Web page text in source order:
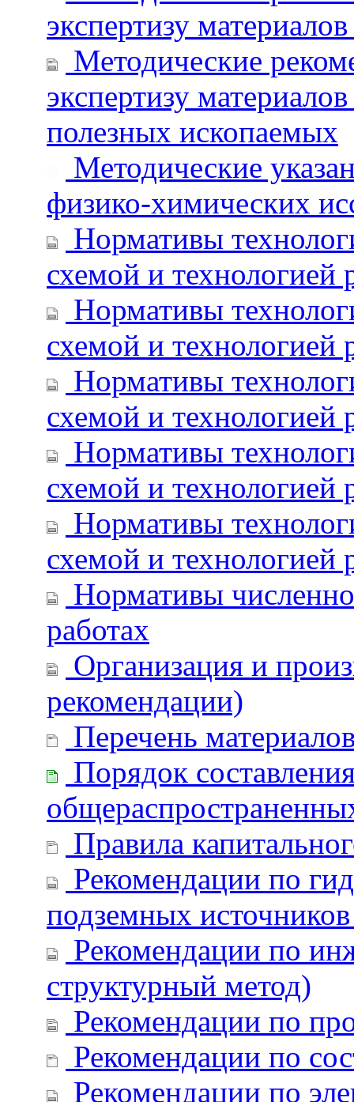
экспертизу
Методические
экспертизу
полезных ископаемых
Методические
физико-химических
Нормативы
схемой и технологией
Нормативы
схемой и технологией
Нормативы
схемой и технологией
Нормативы
схемой и технологией
Нормативы
схемой и технологией
Нормативы
работах
Организация и
рекомендации)
Перечень
Порядок
Правила
Рекомендации по
подземных
Рекомендации по
структурный метод)
Рекомендации по
Рекомендации по
Рекомендации по